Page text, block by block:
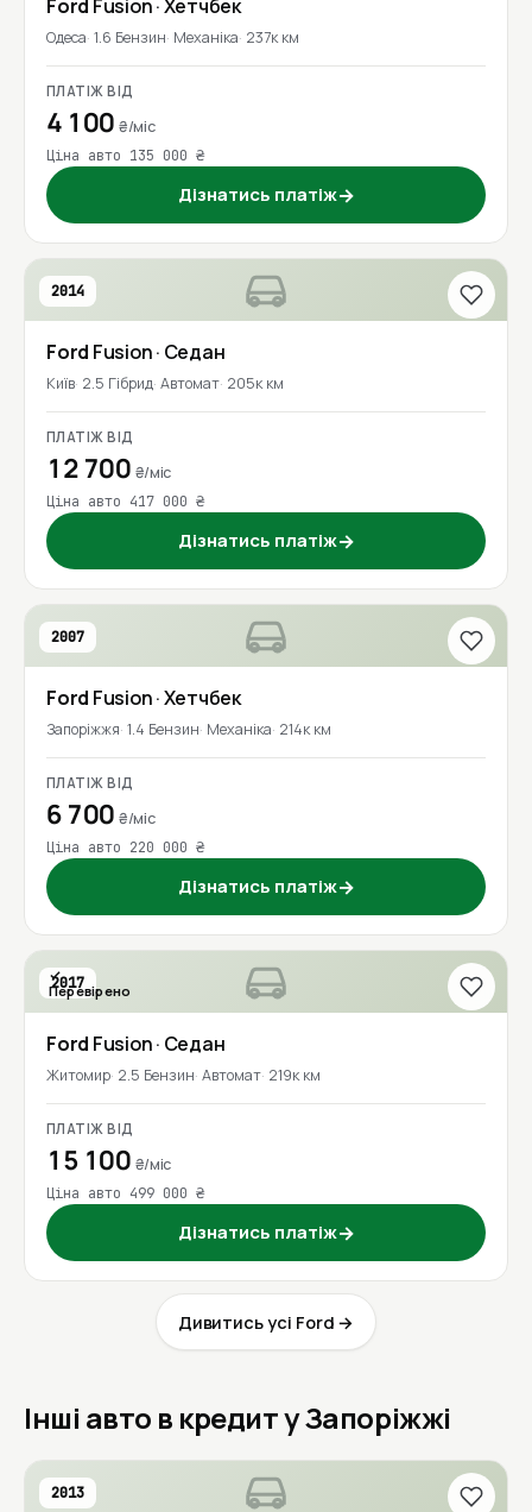
Ford Fusion· Хетчбек
Одеса 1.6 Бензин Механіка 237к км
ПЛАТІЖ ВІД
4 100₴/міс
Ціна авто 135 000 ₴
Дізнатись платіж→
2014
Ford Fusion· Седан
Київ 2.5 Гібрид Автомат 205к км
ПЛАТІЖ ВІД
12 700 ₴/міс
Ціна авто 417 000 ₴
Дізнатись платіж→
2007
Ford Fusion· Хетчбек
Запоріжжя 1.4 Бензин Механіка 214к км
ПЛАТІЖ ВІД
6 700₴/міс
Ціна авто 220 000 ₴
Дізнатись платіж→
2017
Перевірено
Ford Fusion· Седан
Житомир 2.5 Бензин Автомат 219к км
ПЛАТІЖ ВІД
15 100 ₴/міс
Ціна авто 499 000 ₴
Дізнатись платіж→
Дивитись усі Ford →
Інші авто в кредит у Запоріжжі
2013